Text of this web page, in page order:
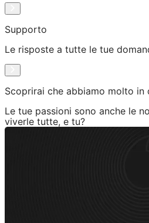
Supporto
Le risposte a tutte le tue
Scoprirai che abbiamo molto in
Le tue passioni sono anche le
viverle tutte, e tu?